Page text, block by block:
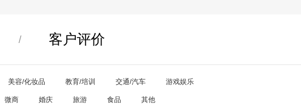
/ 客户评价
美容/化妆品 教育/培训 交通/汽车 游戏娱乐
微商 婚庆 旅游 食品 其他